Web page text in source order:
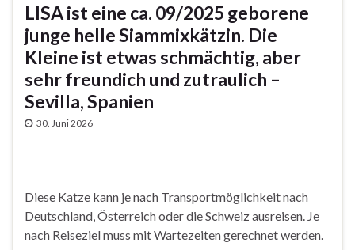
LISA ist eine ca. 09/2025 geborene
junge helle Siammixkätzin. Die
Kleine ist etwas schmächtig, aber
sehr freundich und zutraulich –
Sevilla, Spanien
30. Juni 2026
Diese Katze kann je nach Transportmöglichkeit nach
Deutschland, Österreich oder die Schweiz ausreisen. Je
nach Reiseziel muss mit Wartezeiten gerechnet werden.